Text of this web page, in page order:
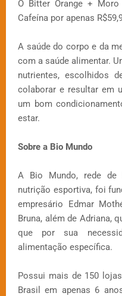
O Bitter Orange +
Cafeína por apenas
A saúde do corpo e da
com a saúde alimentar.
nutrientes, escolhidos
colaborar e resultar em
um bom
estar.
Sobre a Bio Mundo
A Bio Mundo, rede
nutrição esportiva, foi
empresário Edmar
Bruna, além de Adriana,
que por sua
alimentação específica.
Possui mais de 150
Brasil em apenas 6